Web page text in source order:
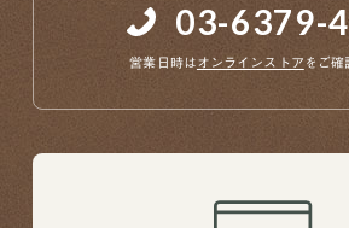
03-6379-
営業日時はオンラインストア をご確